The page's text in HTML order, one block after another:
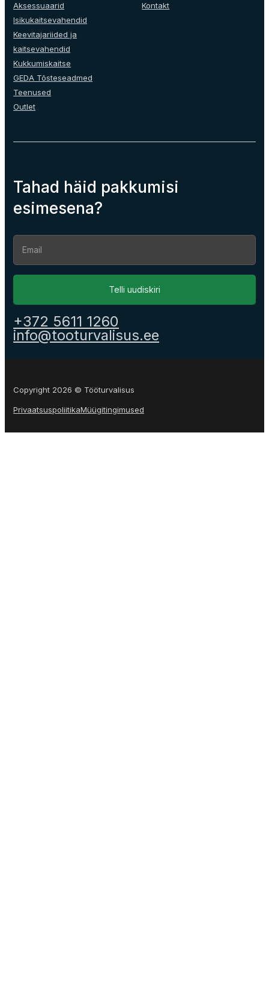
Aksessuaarid
Isikukaitsevahendid
Keevitajariided ja
kaitsevahendid
Kukkumiskaitse
GEDA Tõsteseadmed
Teenused
Outlet
Kontakt
Tahad häid pakkumisi
esimesena?
Section
Telli uudiskiri
+372 5611 1260
info@tooturvalisus.ee
Copyright 2026 © Tööturvalisus
PrivaatsuspoliitikaMüügitingimused